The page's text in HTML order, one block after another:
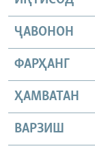
ҶАВОНОН
ФАРҲАНГ
ҲАМВАТАН
ВАРЗИШ